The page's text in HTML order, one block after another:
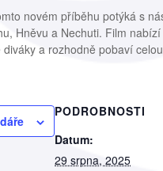
novém příběhu potýká s
Hněvu a Nechuti. Film
a rozhodně pobaví
PODROBNOSTI
Datum:
29 srpna, 2025